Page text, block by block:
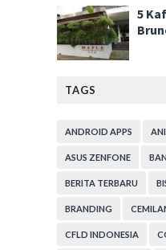
5
TAGS
ANDROID APPS
ASUS ZENFONE
BERITA TERBARU
BRANDING
CFLD INDONESIA